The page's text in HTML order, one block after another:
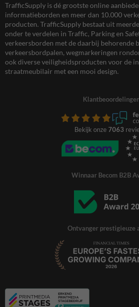
TrafficSupply is dé grootste online
informatieborden en meer dan 10.000
producten. TrafficSupply bestaat uit
onder te verdelen in Traffic, Parking en
verkeersborden met de daarbij behorende
verkeersbordpalen, wegmarkeringen
ook diverse veiligheidsproducten voor de
straatmeubilair met een mooi design.
Bekijk onze 7063
Winnaar Becom B2B
Ontvanger prestigieuze